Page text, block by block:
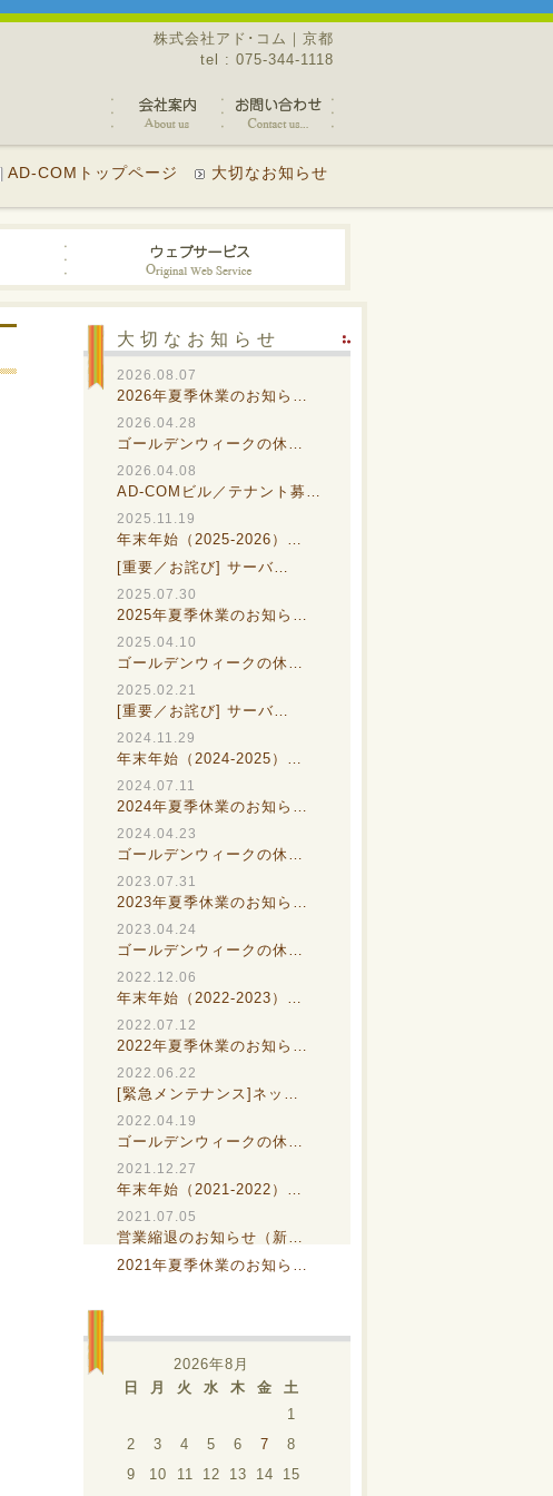
株式会社アド･コム｜京都
tel : 075-344-1118
AD-COMトップページ 大切なお知らせ
大切なお知らせ
2026.08.07
2026年夏季休業のお知ら…
2026.04.28
ゴールデンウィークの休…
2026.04.08
AD-COMビル／テナント募…
2025.11.19
年末年始（2025-2026）…
[重要／お詫び] サーバ…
2025.07.30
2025年夏季休業のお知ら…
2025.04.10
ゴールデンウィークの休…
2025.02.21
[重要／お詫び] サーバ…
2024.11.29
年末年始（2024-2025）…
2024.07.11
2024年夏季休業のお知ら…
2024.04.23
ゴールデンウィークの休…
2023.07.31
2023年夏季休業のお知ら…
2023.04.24
ゴールデンウィークの休…
2022.12.06
年末年始（2022-2023）…
2022.07.12
2022年夏季休業のお知ら…
2022.06.22
[緊急メンテナンス]ネッ…
2022.04.19
ゴールデンウィークの休…
2021.12.27
年末年始（2021-2022）…
2021.07.05
営業縮退のお知らせ（新…
2021年夏季休業のお知ら…
2026年8月
日
月 火 水 木 金
土
1
2
3 4 5 6 7
8
9
10 11 12 13 14 15